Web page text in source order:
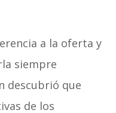
a la oferta y
siempre
descubrió que
de los